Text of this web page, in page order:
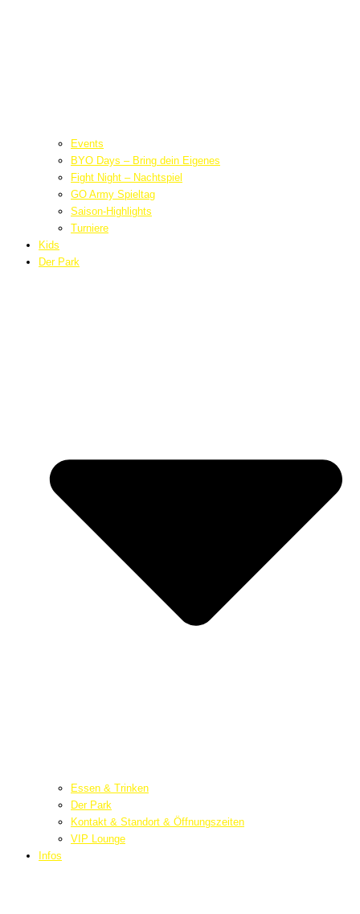
Events
BYO Days – Bring dein Eigenes
Fight Night – Nachtspiel
GO Army Spieltag
Saison-Highlights
Turniere
Kids
Der Park
Essen & Trinken
Der Park
Kontakt & Standort & Öffnungszeiten
VIP Lounge
Infos